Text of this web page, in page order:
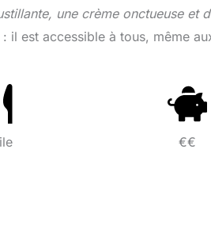
une crème onctueuse et
il est accessible à tous, même
€€